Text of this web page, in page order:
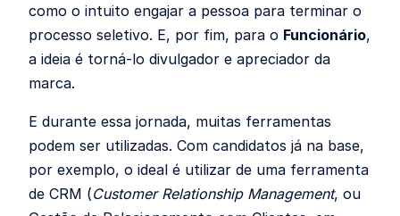
como o intuito engajar a pessoa para terminar o
processo seletivo. E, por fim, para o Funcionário,
a ideia é torná-lo divulgador e apreciador da
marca.
E durante essa jornada, muitas ferramentas
podem ser utilizadas. Com candidatos já na base,
por exemplo, o ideal é utilizar de uma ferramenta
de CRM (Customer Relationship Management, ou